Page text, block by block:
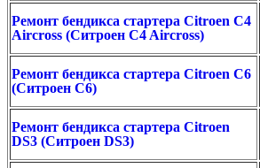
Ремонт бендикса стартера Citroen C4
Aircross (Ситроен C4 Aircross)
Ремонт бендикса стартера Citroen C6
(Ситроен С6)
Ремонт бендикса стартера Citroen
DS3 (Ситроен DS3)